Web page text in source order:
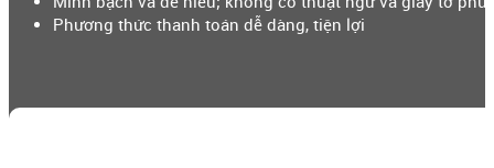
Phương thức thanh toán dễ dàng, tiện lợi